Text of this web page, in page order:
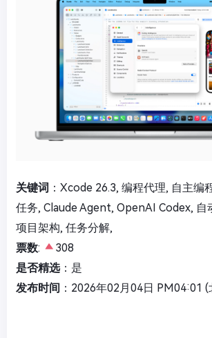
关键词 ：Xcode 26.3, 编程代理, 自主编
任务, Claude Agent, OpenAI Codex, 自
项目架构, 任务分解,
票数:
308
是否精选：是
发布时间 ：2026年02月04日 PM04:01 (